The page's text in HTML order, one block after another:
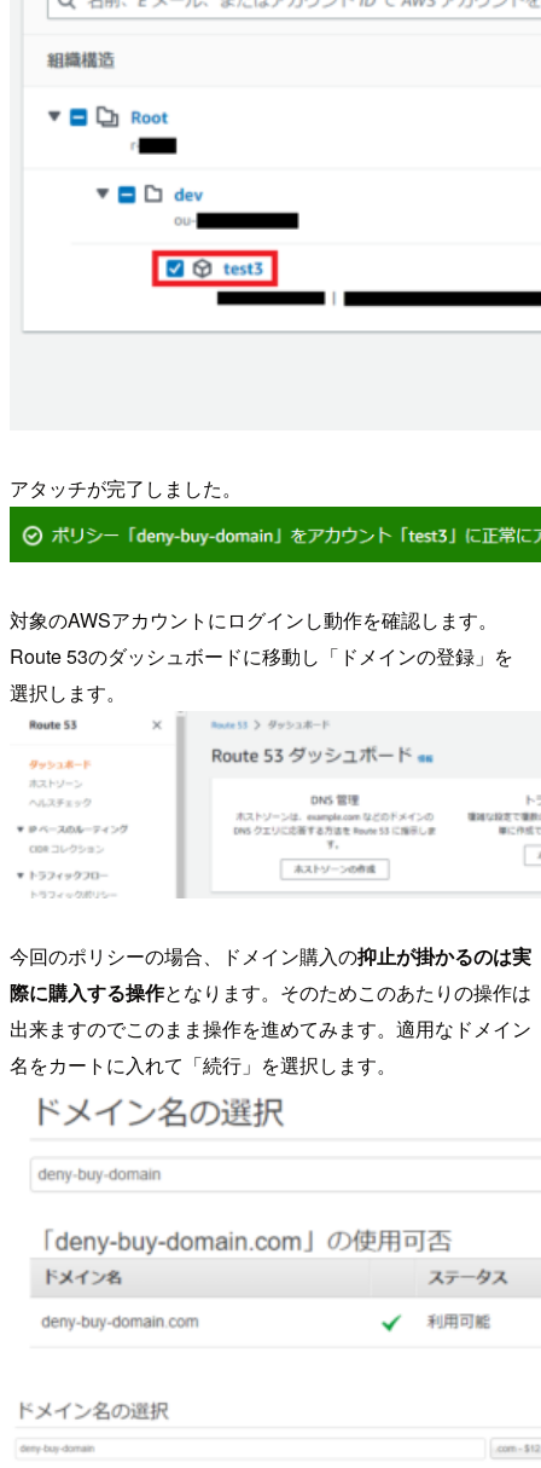
アタッチが完了しました。
対象のAWSアカウントにログインし動作を確認します。
Route 53のダッシュボードに移動し「ドメインの登録」を
選択します。
今回のポリシーの場合、ドメイン購入の抑止が掛かるのは実
際に購入する操作となります。そのためこのあたりの操作は
出来ますのでこのまま操作を進めてみます。適用なドメイン
名をカートに入れて「続行」を選択します。